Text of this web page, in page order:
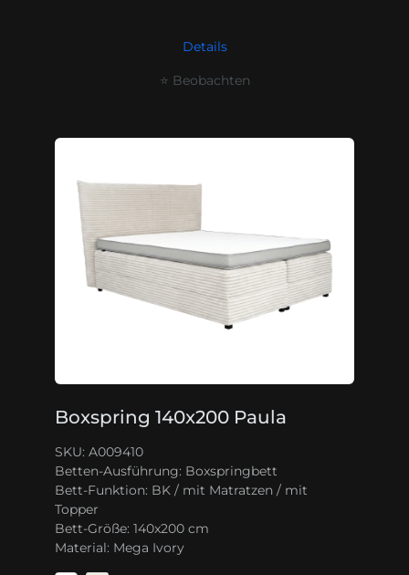
Details
⭐ Beobachten
Boxspring 140x200 Paula
SKU: A009410
Betten-Ausführung: Boxspringbett
Bett-Funktion: BK / mit Matratzen / mit
Topper
Bett-Größe: 140x200 cm
Material: Mega Ivory